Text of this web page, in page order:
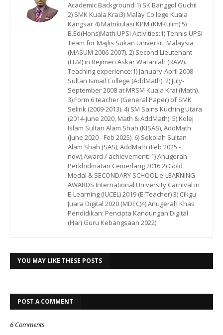
Academic Background:1) SK Banggol Guchil
2) SMK Kuala Krai3) Malay College Kuala
Kangsar 4) Matrikulasi KPM (KMKulim) 5)
B.Ed(Hons)Math.UPSI Activities:1) Tennis UPSI
Team for Majlis Sukan Universiti Malaysia
(MASUM 2006-2007). 2) Second Lieutenant
(Lt.M) in Rejimen Askar Wataniah (RAW).
Teaching experience:1) January-April 2008
Sultan Ismail College (AddMath). 2) July-
September 2008 at MRSM Kuala Krai (Math).
3) Form 6 teacher (General Paper) of SMK
Selirik (2009-2013). 4) SM Sains Kuching Utara
(2014-June 2020, Math & AddMath). 5) Kolej
Islam Sultan Alam Shah (KISAS), AddMath
(June 2020 - Feb 2025). 6) Sekolah Sultan
Alam Shah (SAS), AddMath (Feb 2025 -
now).Award / achievement: 1) Anugerah
Perkhidmatan Cemerlang 2016 2) Gold
Medal & SECONDARY SCHOOL e-LEARNING
AWARDS International University Carnival in
E-Learning (IUCEL) 2019 (E-Teacher) 3) Cikgu
Juara Digital 2020 (MDEC)4) Anugerah Khas
Pendidikan: Pencipta Kandungan Digital
(Hari Guru Kebangsaan 2022).
YOU MAY LIKE THESE POSTS
POST A COMMENT
6 Comments